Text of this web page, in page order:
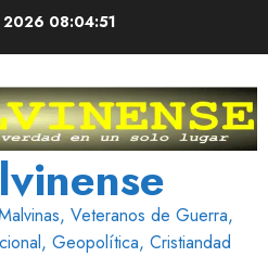
2026 08:04:51
Veteranos de Guerra,
Geopolítica, Cristiandad